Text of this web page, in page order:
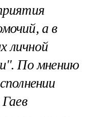
а в
личной
По мнению